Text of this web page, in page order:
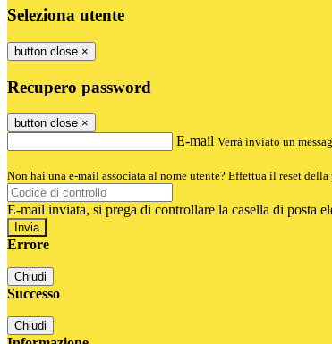
Seleziona utente
button close ×
Recupero password
button close ×
E-mail Verrà inviato un
Non hai una e-mail associata al nome utente? Effettua il reset della
E-mail inviata, si prega di controllare la casella di posta
Errore
Chiudi
Successo
Chiudi